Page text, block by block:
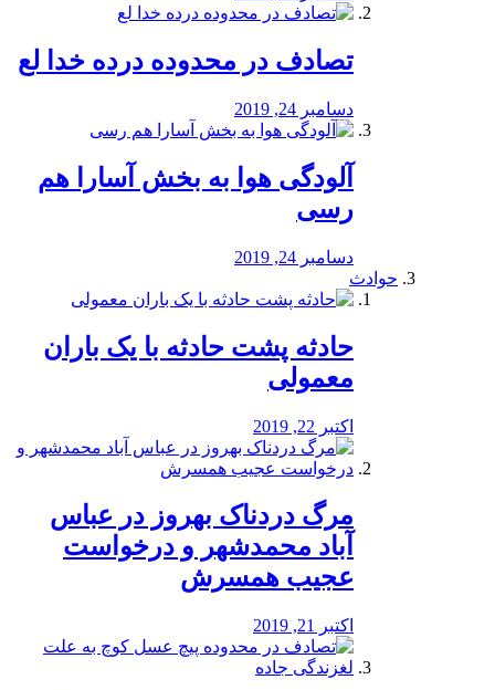
تصادف در محدوده درده خدا لع
دسامبر 24, 2019
آلودگی هوا به بخش آسارا هم
رسی
دسامبر 24, 2019
حوادث
️حادثه پشت حادثه با یک باران
معمولی
اکتبر 22, 2019
مرگ دردناک بهروز در عباس
آباد محمدشهر و درخواست
عجیب همسرش
اکتبر 21, 2019